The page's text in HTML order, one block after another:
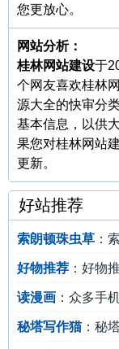
您更放心。
网站分析：
桂林网站建设于
个网友喜欢桂林
源大全的快审分
基本信息，以供
果您对桂林网站
更新。
好站推荐
索朗顿珠虫草 ：
好物推荐 ：好物
读漫画 ：众多手
秘塔写作猫：秘